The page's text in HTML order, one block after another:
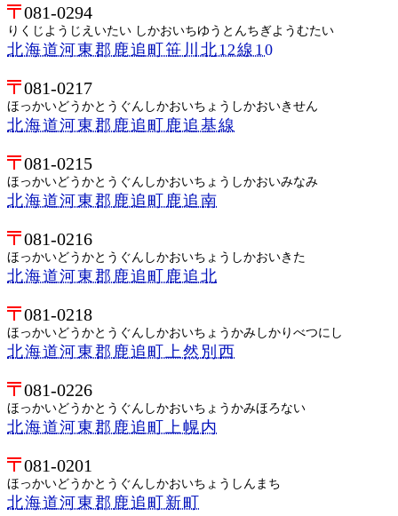
081-0294
りくじようじえいたい しかおいちゆうとんちぎようむたい
北海道河東郡鹿追町笹川北12線10
081-0217
ほっかいどうかとうぐんしかおいちょうしかおいきせん
北海道河東郡鹿追町鹿追基線
081-0215
ほっかいどうかとうぐんしかおいちょうしかおいみなみ
北海道河東郡鹿追町鹿追南
081-0216
ほっかいどうかとうぐんしかおいちょうしかおいきた
北海道河東郡鹿追町鹿追北
081-0218
ほっかいどうかとうぐんしかおいちょうかみしかりべつにし
北海道河東郡鹿追町上然別西
081-0226
ほっかいどうかとうぐんしかおいちょうかみほろない
北海道河東郡鹿追町上幌内
081-0201
ほっかいどうかとうぐんしかおいちょうしんまち
北海道河東郡鹿追町新町